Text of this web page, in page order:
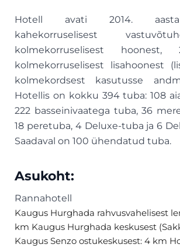
Hotell avati 2014.
kahekorruselisest
kolmekorruselisest
kolmekorruselisest lisahoonest
kolmekordsest kasutusse
Hotellis on kokku 394 tuba: 108
222 basseinivaatega tuba, 36
18 peretuba, 4 Deluxe-tuba ja 6
Saadaval on 100 ühendatud tuba.
Asukoht:
Rannahotell
Kaugus Hurghada rahvusvahelisest
km Kaugus Hurghada keskusest
Kaugus Senzo ostukeskusest: 4 km